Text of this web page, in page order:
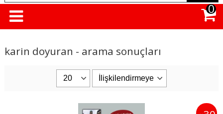
0
karin doyuran - arama sonuçları